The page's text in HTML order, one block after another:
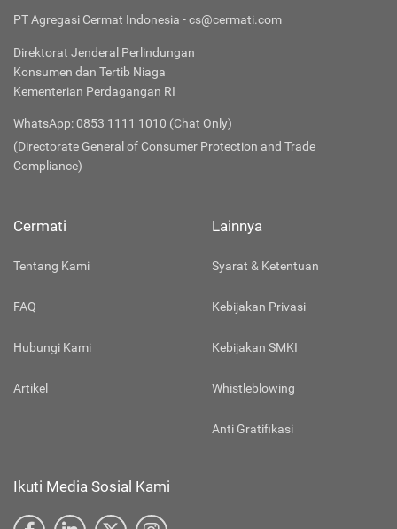
PT Agregasi Cermat Indonesia - cs@cermati.com
Direktorat Jenderal Perlindungan
Konsumen dan Tertib Niaga
Kementerian Perdagangan RI
WhatsApp: 0853 1111 1010 (Chat Only)
(Directorate General of Consumer Protection and Trade
Compliance)
Cermati
Tentang Kami
FAQ
Hubungi Kami
Artikel
Lainnya
Syarat & Ketentuan
Kebijakan Privasi
Kebijakan SMKI
Whistleblowing
Anti Gratifikasi
Ikuti Media Sosial Kami